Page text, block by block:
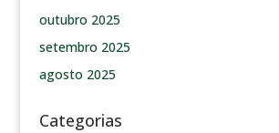
outubro 2025
setembro 2025
agosto 2025
Categorias